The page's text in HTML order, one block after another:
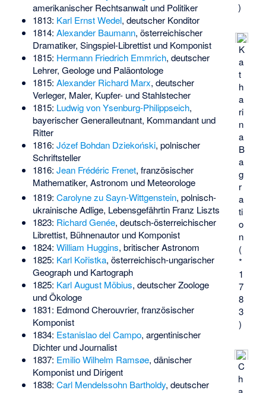
)
K
a
t
h
a
ri
n
a
B
a
g
r
a
ti
o
n
(
*
1
7
8
3
)
C
h
amerikanischer Rechtsanwalt und Politiker
1813: Karl Ernst Wedel, deutscher Konditor
1814: Alexander Baumann, österreichischer
Dramatiker, Singspiel-Librettist und Komponist
1815: Hermann Friedrich Emmrich, deutscher
Lehrer, Geologe und Paläontologe
1815: Alexander Richard Marx, deutscher
Verleger, Maler, Kupfer- und Stahlstecher
1815: Ludwig von Ysenburg-Philippseich,
bayerischer Generalleutnant, Kommandant und
Ritter
1816: Józef Bohdan Dziekoński, polnischer
Schriftsteller
1816: Jean Frédéric Frenet, französischer
Mathematiker, Astronom und Meteorologe
1819: Carolyne zu Sayn-Wittgenstein, polnisch-
ukrainische Adlige, Lebensgefährtin Franz Liszts
1823: Richard Genée, deutsch-österreichischer
Librettist, Bühnenautor und Komponist
1824: William Huggins, britischer Astronom
1825: Karl Kořistka, österreichisch-ungarischer
Geograph und Kartograph
1825: Karl August Möbius, deutscher Zoologe
und Ökologe
1831: Edmond Cherouvrier, französischer
Komponist
1834: Estanislao del Campo, argentinischer
Dichter und Journalist
1837: Emilio Wilhelm Ramsøe, dänischer
Komponist und Dirigent
1838: Carl Mendelssohn Bartholdy, deutscher